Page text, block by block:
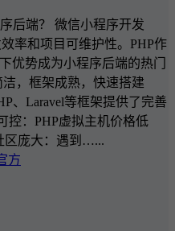
后端？ 微信小程序开发
率和项目可维护性。PHP作
优势成为小程序后端的热门
，框架成熟，快速搭建
、Laravel等框架提供了完善
控：PHP虚拟主机价格低
区庞大：遇到…...
方